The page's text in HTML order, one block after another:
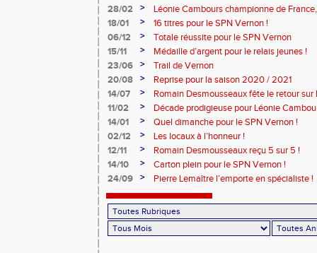
28/02
>
Léonie Cambours championne de
!
18/01 >
16 titres pour le SPN Vernon !
06/12
>
Totale réussite pour le SPN Vernon
15/11
>
Médaille d’argent pour le relais jeunes !
23/06
>
Trail de Vernon
20/08
>
Reprise pour la saison 2020 / 2021
14/07
>
Romain Desmousseaux fête le retour sur
11/02
>
Décade prodigieuse pour Léonie
14/01
>
Quel dimanche pour le SPN Vernon !
02/12
>
Les locaux à l’honneur !
12/11
>
Romain Desmousseaux reçu 5 sur 5 !
14/10
>
Carton plein pour le SPN Vernon !
24/09
> Pierre Lemaître l’emporte en spécialiste !